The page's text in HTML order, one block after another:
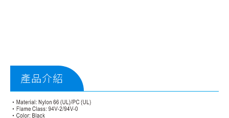
產品介紹